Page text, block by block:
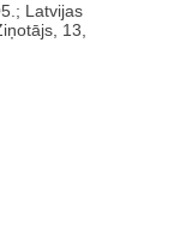
Latvijas
13,